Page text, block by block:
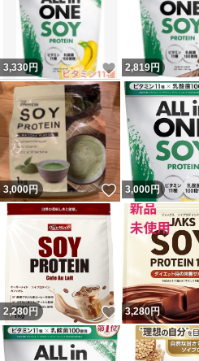
3,330円 いいね！
2,819円
3,000円 いいね！
3,000円
2,280円 いいね！
3,280円